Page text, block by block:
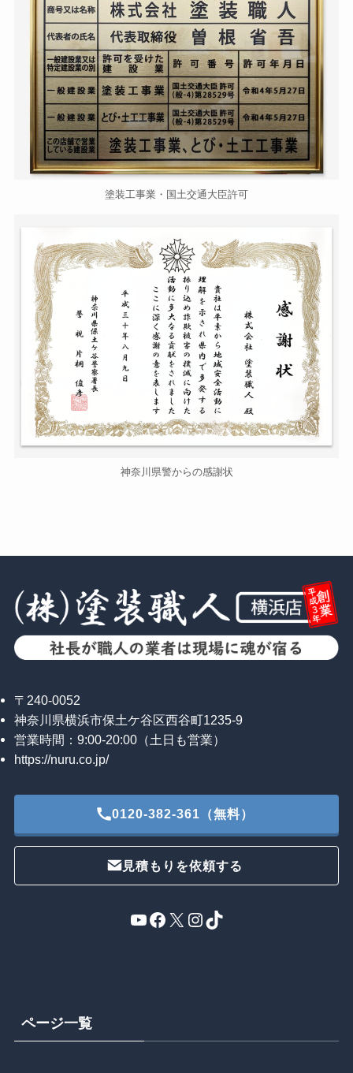
塗装工事業・国土交通大臣許可
神奈川県警からの感謝状
〒240-0052
神奈川県横浜市保土ケ谷区西谷町1235-9
営業時間：9:00-20:00（土日も営業）
https://nuru.co.jp/
0120-382-361（無料）
見積もりを依頼する
YouTube
Facebook
X Instagram
TikTok
ページ一覧